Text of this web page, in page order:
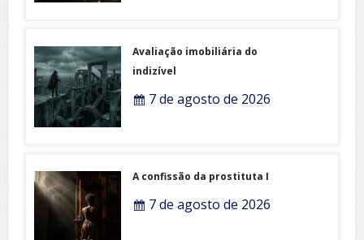
Avaliação imobiliária do
indizível
7 de agosto de 2026
A confissão da prostituta I
7 de agosto de 2026